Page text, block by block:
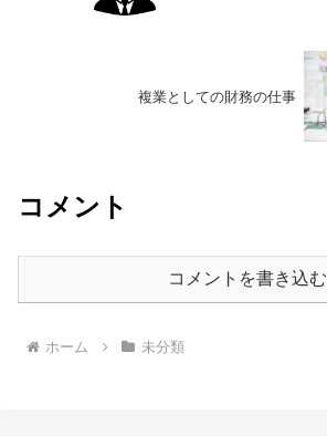
複業としての財務の仕事
コメント
コメントを書き込む
ホーム 未分類